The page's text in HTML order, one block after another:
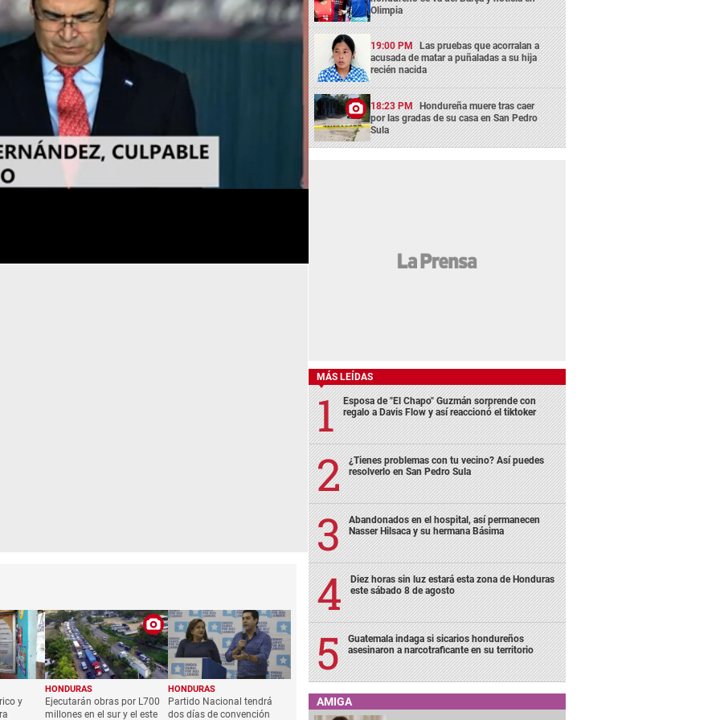
y
HONDURAS
Ejecutarán obras por L700
millones en el sur y el este
HONDURAS
Partido Nacional tendrá
dos días de convención
Olimpia
19:00 PM Las pruebas que acorralan a
acusada de matar a puñaladas a su hija
recién nacida
18:23 PM Hondureña muere tras caer
por las gradas de su casa en San Pedro
Sula
MÁS LEÍDAS
Esposa de "El Chapo" Guzmán sorprende con
regalo a Davis Flow y así reaccionó el tiktoker
¿Tienes problemas con tu vecino? Así puedes
resolverlo en San Pedro Sula
Abandonados en el hospital, así permanecen
Nasser Hilsaca y su hermana Básima
Diez horas sin luz estará esta zona de Honduras
este sábado 8 de agosto
Guatemala indaga si sicarios hondureños
asesinaron a narcotraficante en su territorio
AMIGA